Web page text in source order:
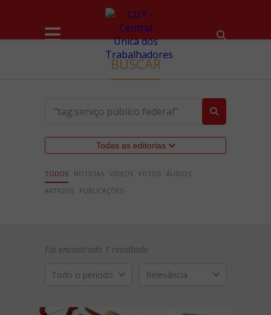
BUSCAR
Todas as editorias
TODOS NOTÍCIAS VÍDEOS FOTOS ÁUDIOS
ARTIGOS
PUBLICAÇÕES
Foi encontrado 1 resultado
Todo o período Relevância